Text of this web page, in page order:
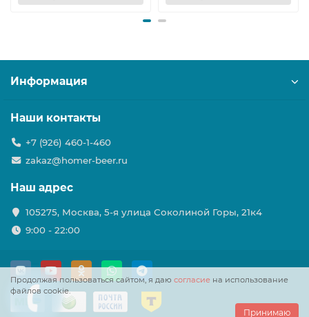
Продолжая пользоваться сайтом, я даю согласие на использование
файлов cookie.
Принимаю
Информация
Наши контакты
+7 (926) 460-1-460
zakaz@homer-beer.ru
Наш адрес
105275, Москва, 5-я улица Соколиной Горы, 21к4
9:00 - 22:00